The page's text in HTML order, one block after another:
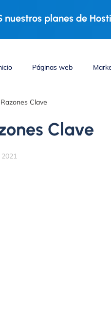
nuestros planes de
Páginas web
Clave
Clave